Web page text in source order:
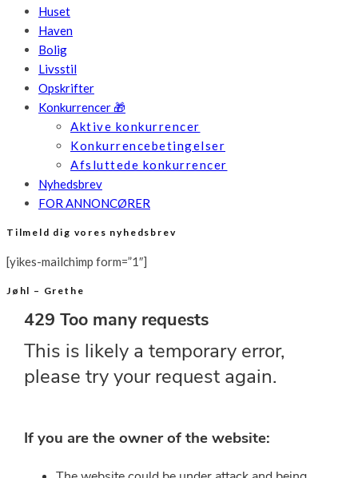
Huset
Haven
Bolig
Livsstil
Opskrifter
Konkurrencer 🎁
Aktive konkurrencer
Konkurrencebetingelser
Afsluttede konkurrencer
Nyhedsbrev
FOR ANNONCØRER
Tilmeld dig vores nyhedsbrev
[yikes-mailchimp form=”1″]
Jøhl – Grethe